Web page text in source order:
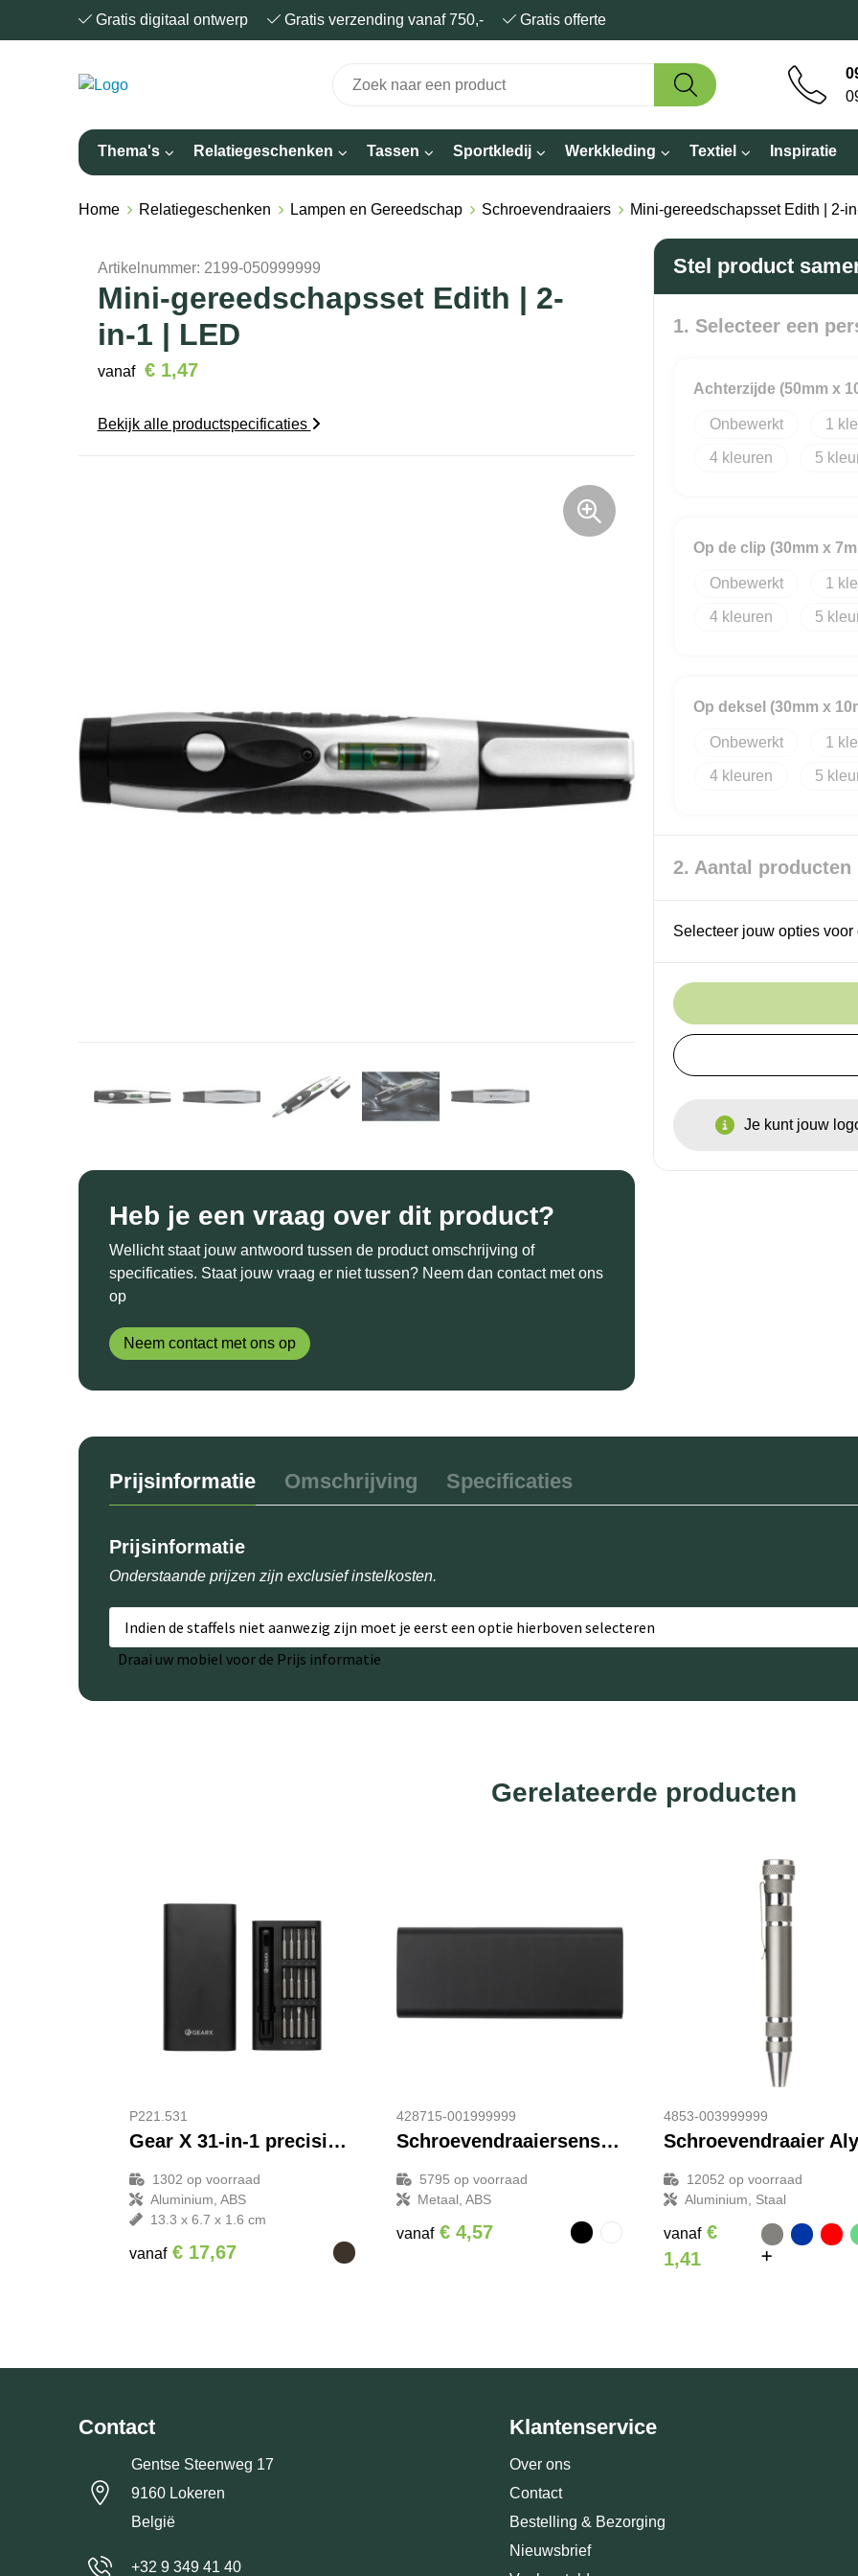
Gratis digitaal ontwerp Gratis verzending vanaf 750,- Gratis offerte
Thema's Relatiegeschenken Tassen Sportkledij Werkkleding Textiel Inspiratie
Home Relatiegeschenken Lampen en Gereedschap Schroevendraaiers Mini-gereedschapsset Edith | 2-
Artikelnummer: 2199-050999999
Mini-gereedschapsset Edith | 2-
in-1 | LED
vanaf € 1,47
Bekijk alle productspecificaties
Heb je een vraag over dit product?
Wellicht staat jouw antwoord tussen de product omschrijving of
specificaties. Staat jouw vraag er niet tussen? Neem dan contact met ons
op
Neem contact met ons op
Stel product
1. Selecteer een
Achterzijde (50mm x
Onbewerkt 1
4 5
Op de clip (30mm x
Onbewerkt 1
4 5
Op deksel (30mm x
Onbewerkt 1
4 5
2. Aantal producten
Selecteer jouw opties
Je kunt jouw
Prijsinformatie Omschrijving Specificaties
Prijsinformatie
Onderstaande prijzen zijn exclusief instelkosten.
Indien de staffels niet aanwezig zijn moet je eerst een optie hierboven selecteren
Draai uw mobiel voor de Prijs informatie
Gerelateerde producten
P221.531
Gear X 31-in-1 precisie schroeven-draaierset
1302 op voorraad
Aluminium, ABS
13.3 x 6.7 x 1.6 cm
vanaf € 17,67
428715-001999999
Schroevendraaiersenset Arthur | 25 st | Magnetische koffer
5795 op voorraad
Metaal, ABS
vanaf € 4,57
4853-003999999
Schroevendraaier
12052 op voorraad
Aluminium, Staal
vanaf €
1,41
Contact
Gentse Steenweg 17
9160 Lokeren
België
+32 9 349 41 40
Klantenservice
Over ons
Contact
Bestelling & Bezorging
Nieuwsbrief